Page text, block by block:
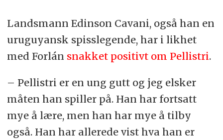
Landsmann Edinson Cavani, også han en
uruguyansk spisslegende, har i likhet
med Forlán snakket positivt om Pellistri.
– Pellistri er en ung gutt og jeg elsker
måten han spiller på. Han har fortsatt
mye å lære, men han har mye å tilby
også. Han har allerede vist hva han er